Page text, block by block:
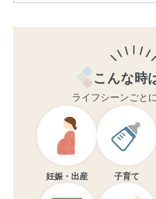
こんな時
ライフシーンごと
妊娠・出産 子育て